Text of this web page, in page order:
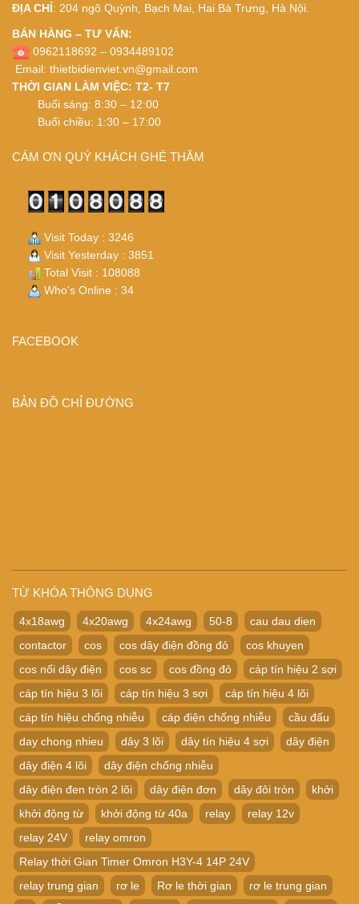
ĐỊA CHỈ: 204 ngõ Quỳnh, Bạch Mai, Hai Bà Trưng, Hà Nội.
BÁN HÀNG – TƯ VẤN:
0962118692 – 0934489102
Email: thietbidienviet.vn@gmail.com
THỜI GIAN LÀM VIỆC: T2- T7
Buổi sáng: 8:30 – 12:00
Buổi chiều: 1:30 – 17:00
CÁM ƠN QUÝ KHÁCH GHÉ THĂM
Visit Today : 3246
Visit Yesterday : 3851
Total Visit : 108088
Who's Online : 34
FACEBOOK
BẢN ĐỒ CHỈ ĐƯỜNG
TỪ KHÓA THÔNG DỤNG
4x18awg 4x20awg 4x24awg 50-8
cau dau dien
contactor
cos cos dây điện đồng đỏ
cos khuyen
cos nối dây điện
cos sc cos đồng đỏ
cáp tín hiệu 2 sợi
cáp tín hiệu 3 lõi
cáp tín hiệu 3 sợi
cáp tín hiệu 4 lõi
cáp tín hiệu chống nhiễu
cáp điện chống nhiễu
cầu đấu
day chong nhieu
dây 3 lõi dây tín hiệu 4 sợi
dây điện
dây điện 4 lõi
dây điện chống nhiễu
dây điện đen tròn 2 lõi
dây điện đơn dây đôi tròn
khởi
khởi động từ
khởi động từ 40a relay
relay 12v
relay 24V
relay omron
Relay thời Gian Timer Omron H3Y-4 14P 24V
relay trung gian
rơ le Rơ le thời gian
rơ le trung gian